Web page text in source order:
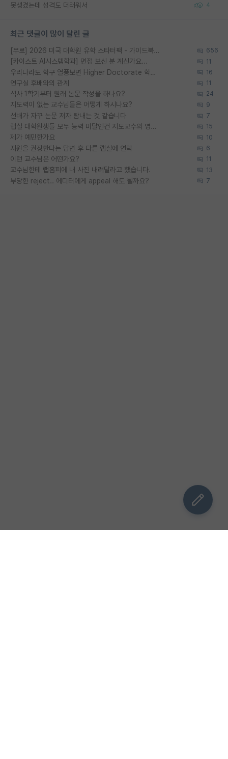
못생겼는데 성격도 더러워서 4
최근 댓글이 많이 달린 글
[무료] 2026 미국 대학원 유학 스타터팩 - 가이드북 & 합격자 컨택메일 템플릿 656
[카이스트 AI시스템학과] 면접 보신 분 계신가요... 11
우리나라도 학구 열풍보면 Higher Doctorate 학위가 필요하다고 봅니다. 16
연구실 후배와의 관계 11
석사 1학기부터 원래 논문 작성을 하나요? 24
지도력이 없는 교수님들은 어떻게 하시나요? 9
선배가 자꾸 논문 저자 탐내는 것 같습니다 7
랩실 대학원생들 모두 능력 미달인건 지도교수의 영향 아닌가? 15
제가 예민한가요 10
지원을 권장한다는 답변 후 다른 랩실에 연락 6
이런 교수님은 어떤가요? 11
교수님한테 랩홈피에 내 사진 내려달라고 했습니다. 13
부당한 reject.. 에디터에게 appeal 해도 될까요? 7